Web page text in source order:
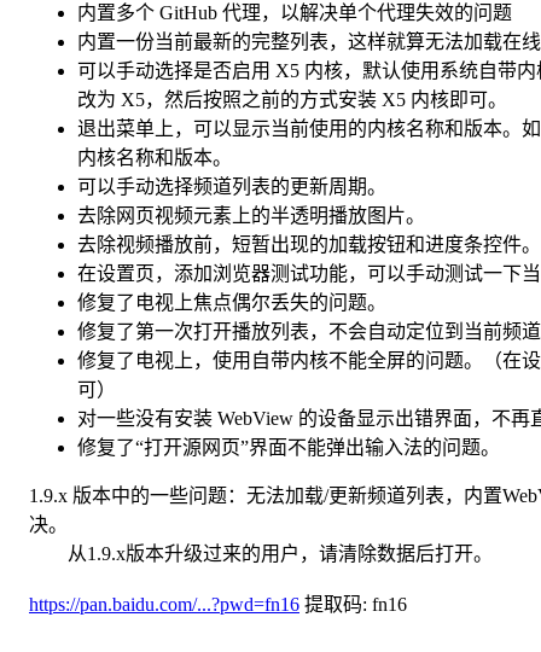
内置多个 GitHub 代理，以解决单个代理失效的问题
内置一份当前最新的完整列表，这样就算无法加载在
可以手动选择是否启用 X5 内核，默认使用系统自带
改为 X5，然后按照之前的方式安装 X5 内核即可。
退出菜单上，可以显示当前使用的内核名称和版本。
内核名称和版本。
可以手动选择频道列表的更新周期。
去除网页视频元素上的半透明播放图片。
去除视频播放前，短暂出现的加载按钮和进度条控件。
在设置页，添加浏览器测试功能，可以手动测试一下
修复了电视上焦点偶尔丢失的问题。
修复了第一次打开播放列表，不会自动定位到当前频
修复了电视上，使用自带内核不能全屏的问题。（在
可）
对一些没有安装 WebView 的设备显示出错界面，不再
修复了“打开源网页”界面不能弹出输入法的问题。
1.9.x 版本中的一些问题：无法加载/更新频道列表，内置
决。
从1.9.x版本升级过来的用户，请清除数据后打开。
https://pan.baidu.com/...?pwd=fn16 提取码: fn16